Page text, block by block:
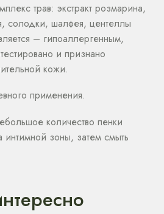
трав: экстракт розмарина,
солодки, шалфея, центеллы
– гипоаллергенным,
и признано
кожи.
применения.
количество пенки
интимной зоны, затем смыть